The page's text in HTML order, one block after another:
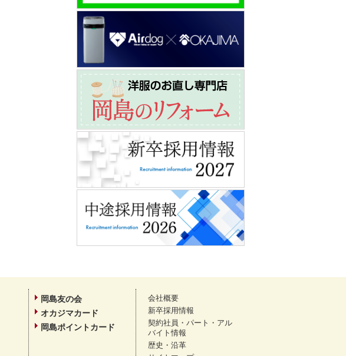
岡島友の会
オカジマカード
岡島ポイントカード
会社概要
新卒採用情報
契約社員・パート・アル
バイト情報
歴史・沿革